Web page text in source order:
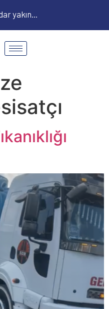
yakın...